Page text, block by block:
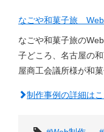
なごや和菓子旅
なごや和菓子旅の
子どころ、名古屋の
屋商工会議所様が和
制作事例の詳細は